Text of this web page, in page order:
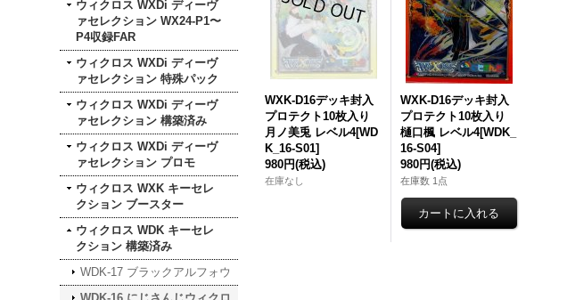
ウィクロス WXDi ディーヴ
ァセレクション WX24-P1〜
P4収録FAR
ウィクロス WXDi ディーヴ
ァセレクション 特殊パック
ウィクロス WXDi ディーヴ
ァセレクション 構築済み
ウィクロス WXDi ディーヴ
ァセレクション プロモ
ウィクロス WXK キーセレ
クション ブースター
ウィクロス WDK キーセレ
クション 構築済み
WDK-17 ブラックアルフォウ
WXK-D16デッキ封入
プロテクト10枚入り
月ノ美兎 レベル4[WD
K_16-S01]
980円(税込)
在庫なし
WXK-D16デッキ封入
プロテクト10枚入り
樋口楓 レベル4[WDK_
16-S04]
980円(税込)
在庫数 1点